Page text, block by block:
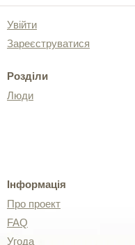
Увійти
Зареєструватися
Розділи
Люди
Інформація
Про проект
FAQ
Угода